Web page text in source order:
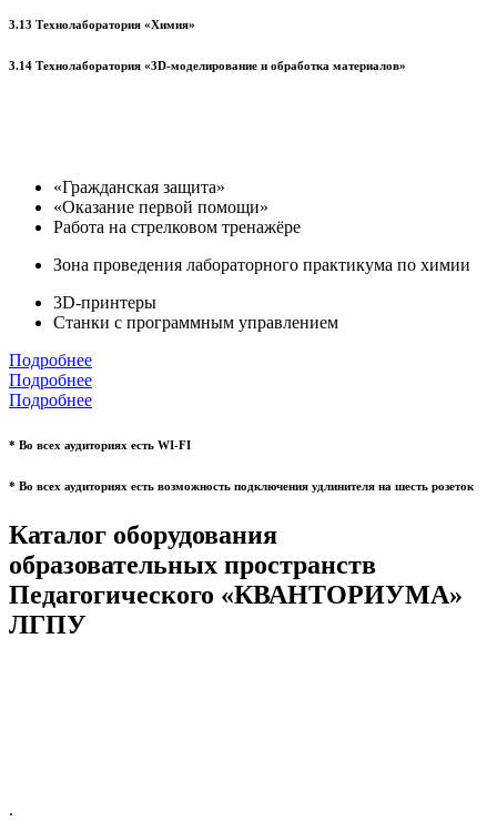
3.13 Технолаборатория «Химия»
3.14 Технолаборатория «3D-моделирование и обработка материалов»
«Гражданская защита»
«Оказание первой помощи»
Работа на стрелковом тренажёре
Зона проведения лабораторного практикума по химии
3D-принтеры
Станки с программным управлением
Подробнее
Подробнее
Подробнее
* Во всех аудиториях есть WI-FI
* Во всех аудиториях есть возможность подключения удлинителя на шесть розеток
Каталог оборудования
образовательных пространств
Педагогического «КВАНТОРИУМА»
ЛГПУ
.